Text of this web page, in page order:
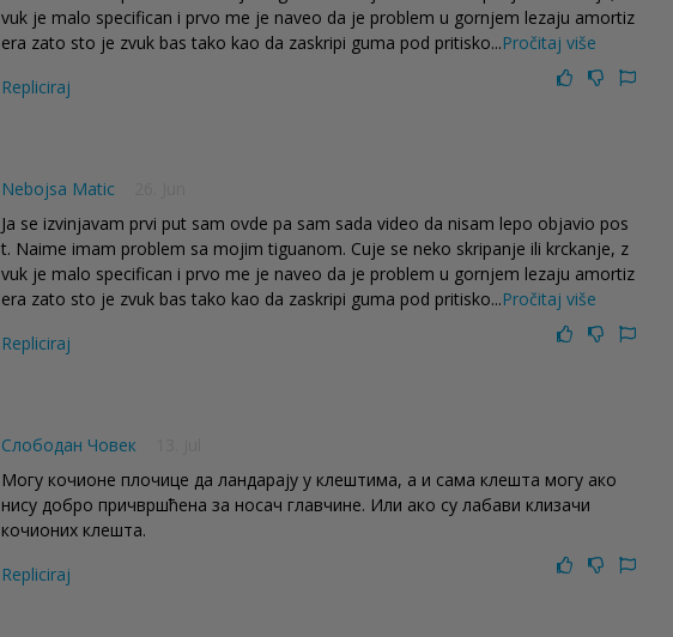
vuk je malo specifican i prvo me je naveo da je problem u gornjem lezaju amortiz
era zato sto je zvuk bas tako kao da zaskripi guma pod pritisko...Pročitaj više
Repliciraj
Nebojsa Matic
Ja se izvinjavam prvi put sam ovde pa sam sada video da nisam lepo objavio pos
t. Naime imam problem sa mojim tiguanom. Cuje se neko skripanje ili krckanje, z
vuk je malo specifican i prvo me je naveo da je problem u gornjem lezaju amortiz
era zato sto je zvuk bas tako kao da zaskripi guma pod pritisko...Pročitaj više
Repliciraj
Слободан Човек
Могу кочионе плочице да ландарају у клештима, а и сама клешта могу ако
нису добро причвршћена за носач главчине. Или ако су лабави клизачи
кочионих клешта.
Repliciraj